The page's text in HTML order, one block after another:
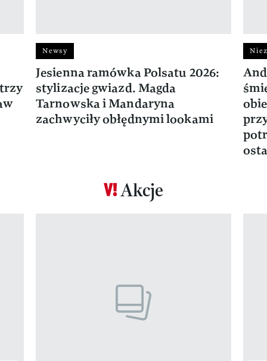
Newsy
Jesienna ramówka Polsatu 2026:
stylizacje gwiazd. Magda
Tarnowska i Mandaryna
zachwyciły obłędnymi lookami
Akcje